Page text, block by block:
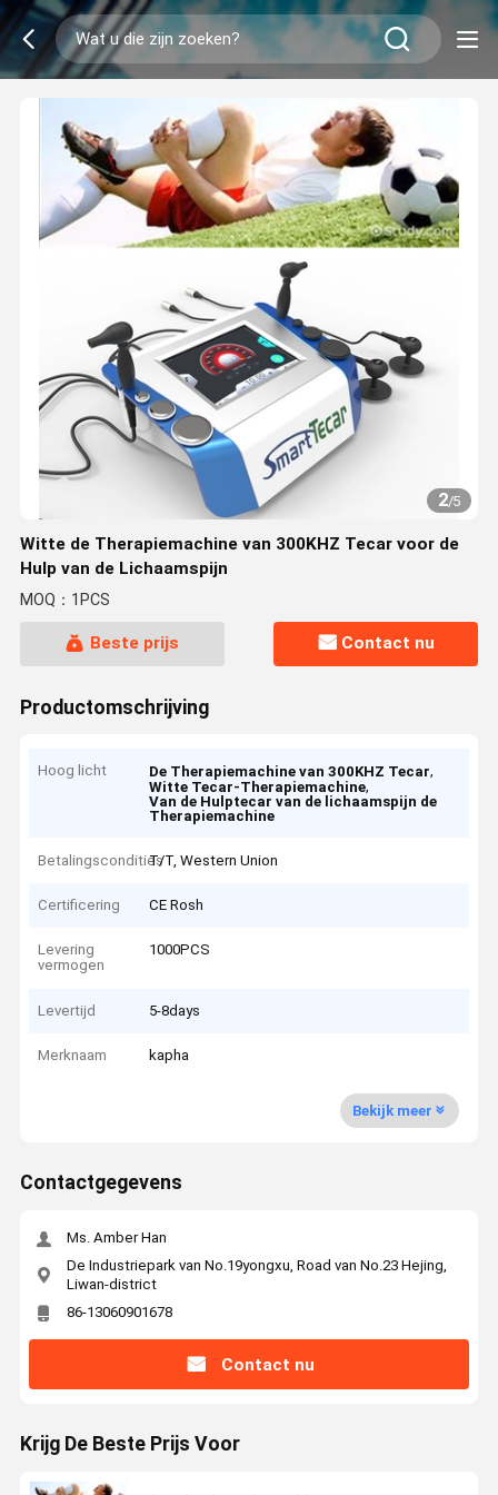
2/5
Witte de Therapiemachine van 300KHZ Tecar voor de
Hulp van de Lichaamspijn
MOQ：1PCS
Beste prijs Contact nu
Productomschrijving
Hoog licht De Therapiemachine van 300KHZ Tecar,
Witte Tecar-Therapiemachine,
Van de Hulptecar van de lichaamspijn de
Therapiemachine
BetalingsconditiesT/T, Western Union
Certificering CE Rosh
Levering
vermogen
1000PCS
Levertijd 5-8days
Merknaam kapha
Bekijk meer
Contactgegevens
Ms. Amber Han
De Industriepark van No.19yongxu, Road van No.23 Hejing,
Liwan-district
86-13060901678
Contact nu
Krijg De Beste Prijs Voor